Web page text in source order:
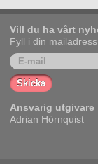
Vill du ha vårt
Fyll i din
Ansvarig utgivare
Adrian Hörnquist